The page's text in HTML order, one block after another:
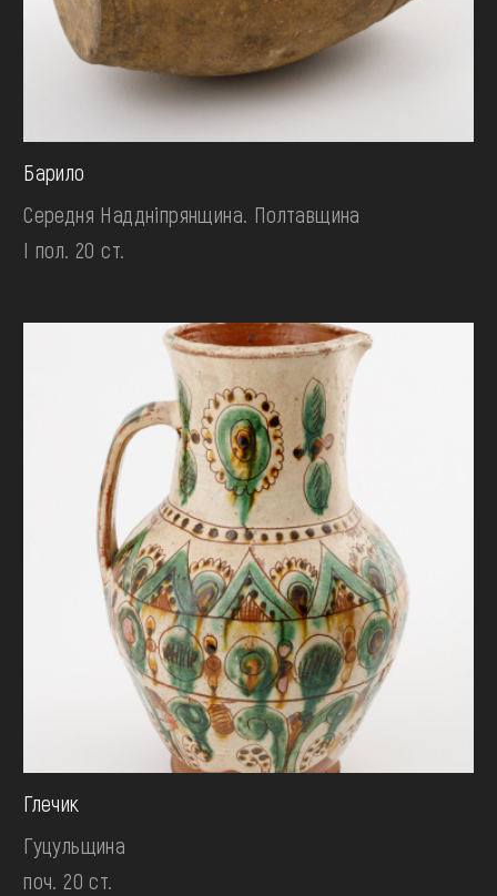
Барило
Середня Наддніпрянщина. Полтавщина
І пол. 20 ст.
Глечик
Гуцульщина
поч. 20 ст.